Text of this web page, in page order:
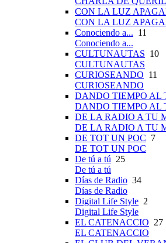
CON LA LUZ
CON LA LUZ
Conociendo a... 11
Conociendo a...
CULTUNAUTAS 10
CULTUNAUTAS
CURIOSEANDO 11
CURIOSEANDO
DANDO TIEMPO AL
DANDO TIEMPO AL
DE LA RADIO A TU
DE LA RADIO A TU
DE TOT UN POC 7
DE TOT UN POC
De tú a tú 25
De tú a tú
Días de Radio 34
Días de Radio
Digital Life Style 2
Digital Life Style
EL CATENACCIO 27
EL CATENACCIO